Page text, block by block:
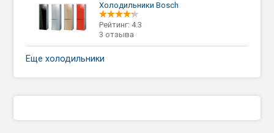
Холодильники Bosch
Рейтинг: 4.3
3 отзыва
Еще холодильники